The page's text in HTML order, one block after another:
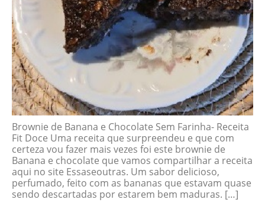
Brownie de Banana e Chocolate Sem Farinha- Receita
Fit Doce Uma receita que surpreendeu e que com
certeza vou fazer mais vezes foi este brownie de
Banana e chocolate que vamos compartilhar a receita
aqui no site Essaseoutras. Um sabor delicioso,
perfumado, feito com as bananas que estavam quase
sendo descartadas por estarem bem maduras. […]